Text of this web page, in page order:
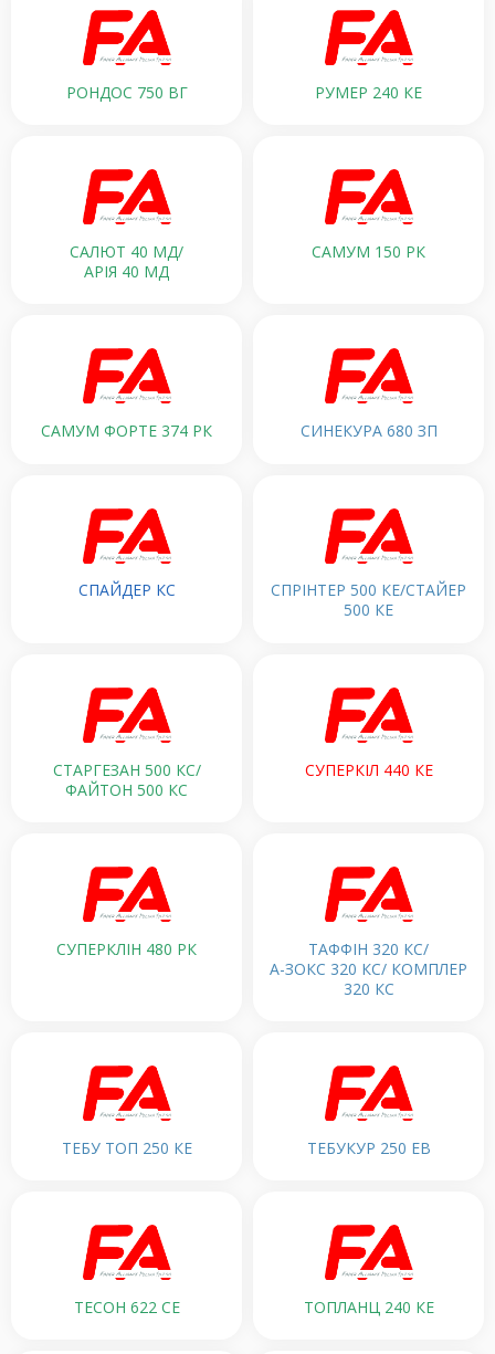
РОНДОС 750 ВГ РУМЕР 240 КЕ
САЛЮТ 40 МД/
АРІЯ 40 МД
САМУМ 150 РК
САМУМ ФОРТЕ 374 РК СИНЕКУРА 680 ЗП
СПАЙДЕР КС
СПРІНТЕР 500 КЕ/СТАЙЕР
500 КЕ
СТАРГЕЗАН 500 КС/
ФАЙТОН 500 КС
СУПЕРКІЛ 440 КЕ
СУПЕРКЛІН 480 РК
ТАФФІН 320 КС/
А-ЗОКС 320 КС/ КОМПЛЕР
320 КС
ТЕБУ ТОП 250 КЕ ТЕБУКУР 250 ЕВ
ТЕСОН 622 СЕ ТОПЛАНЦ 240 КЕ